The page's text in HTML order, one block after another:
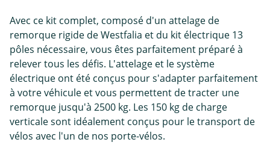
Avec ce kit complet, composé d'un attelage de
remorque rigide de Westfalia et du kit électrique 13
pôles nécessaire, vous êtes parfaitement préparé à
relever tous les défis. L'attelage et le système
électrique ont été conçus pour s'adapter parfaitement
à votre véhicule et vous permettent de tracter une
remorque jusqu'à 2500 kg. Les 150 kg de charge
verticale sont idéalement conçus pour le transport de
vélos avec l'un de nos porte-vélos.